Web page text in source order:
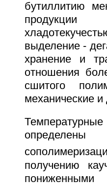
бутиллитию
продукции
выделение -
хранение и
отношения
сшитого
механические и
получению